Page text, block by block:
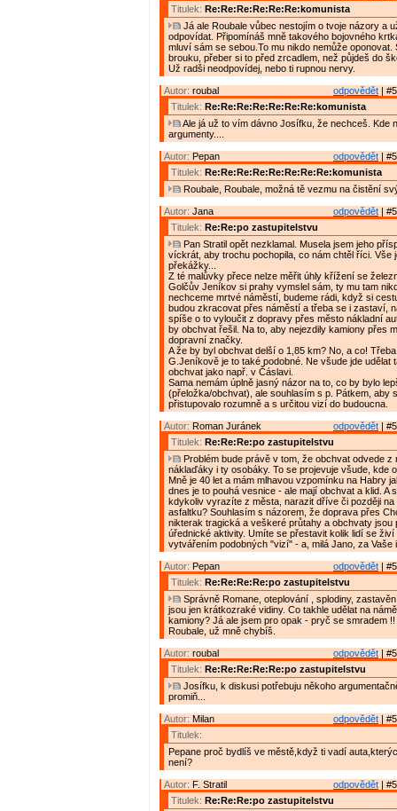
Titulek: Re:Re:Re:Re:Re:Re:komunista
Já ale Roubale vůbec nestojím o tvoje názory a
odpovídat. Připomínáš mně takového bojovného
mluví sám se sebou.To mu nikdo nemůže oponovat.
brouku, přeber si to před zrcadlem, než půjdeš do
Už radši neodpovídej, nebo ti rupnou nervy.
odpovědět |
Autor: roubal
Titulek: Re:Re:Re:Re:Re:Re:Re:komunista
Ale já už to vím dávno Josífku, že nechceš. Kde
argumenty....
odpovědět |
Autor: Pepan
Titulek: Re:Re:Re:Re:Re:Re:Re:Re:komunista
Roubale, Roubale, možná tě vezmu na čistění
odpovědět |
Autor: Jana
Titulek: Re:Re:po zastupitelstvu
Pan Stratil opět nezklamal. Musela jsem jeho
víckrát, aby trochu pochopila, co nám chtěl říci. Vše
překážky...
Z té malůvky přece nelze měřit úhly křížení se
Golčův Jeníkov si prahy vymslel sám, ty mu tam
nechceme mrtvé náměstí, budeme rádi, když si
budou zkracovat přes náměstí a třeba se i zastaví,
spíše o to vyloučit z dopravy přes město nákladní
by obchvat řešil. Na to, aby nejezdily kamiony přes
dopravní značky.
A že by byl obchvat delší o 1,85 km? No, a co!
G.Jeníkově je to také podobné. Ne všude jde udělat
obchvat jako např. v Čáslavi.
Sama nemám úplně jasný názor na to, co by bylo
(přeložka/obchvat), ale souhlasím s p. Pátkem, aby
přistupovalo rozumně a s určitou vizí do budoucna.
odpovědět |
Autor: Roman Juránek
Titulek: Re:Re:Re:po zastupitelstvu
Problém bude právě v tom, že obchvat odvede z
náklaďáky i ty osobáky. To se projevuje všude, kde
Mně je 40 let a mám mlhavou vzpomínku na Habry
dnes je to pouhá vesnice - ale mají obchvat a klid. A
kdykoliv vyrazíte z města, narazit dříve či později
asfaltku? Souhlasím s názorem, že doprava přes
nikterak tragická a veškeré průtahy a obchvaty jsou
úřednické aktivity. Umíte se přestavit kolik lidí se
vytvářením podobných "vizí" - a, milá Jano, za Vaše
odpovědět |
Autor: Pepan
Titulek: Re:Re:Re:Re:po zastupitelstvu
Správně Romane, oteplování , splodiny,
jsou jen krátkozraké vidiny. Co takhle udělat na
kamiony? Já ale jsem pro opak - pryč se smradem
Roubale, už mně chybíš.
odpovědět |
Autor: roubal
Titulek: Re:Re:Re:Re:Re:po zastupitelstvu
Josífku, k diskusi potřebuju někoho
promiň...
odpovědět |
Autor: Milan
Titulek:
Pepane proč bydlíš ve městě,když ti vadí
není?
odpovědět |
Autor: F. Stratil
Titulek: Re:Re:Re:po zastupitelstvu